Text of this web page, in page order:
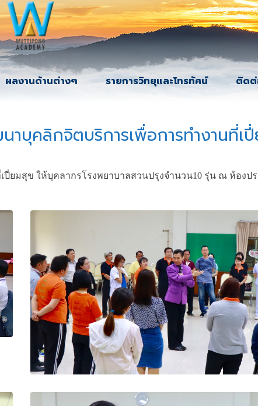
ผลงานด้านต่างๆ รายการวิทยุและโทรทัศน์ ติด
บุคลิกจิตบริการเพื่อการทำงานที่เ
ยมสุข ให้บุคลากรโรงพยาบาลสวนปรุงจำนวน10 รุ่น ณ ห้องป